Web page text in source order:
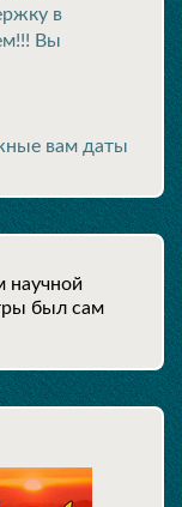
в
Вы
вам даты
научной
был сам